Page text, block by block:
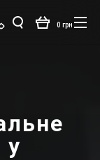
0 грн
у